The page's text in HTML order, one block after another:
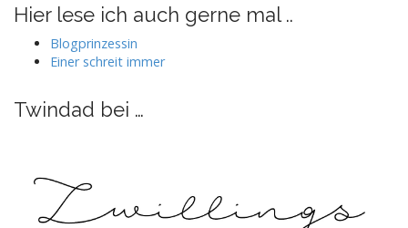
auf
Facebook
anzeigen
auf
Twitter
anzeigen
auf
Instagram
anzeigen
auf
Pinterest
anzeigen
Hier lese ich auch gerne mal ..
Blogprinzessin
Einer schreit immer
Twindad bei …